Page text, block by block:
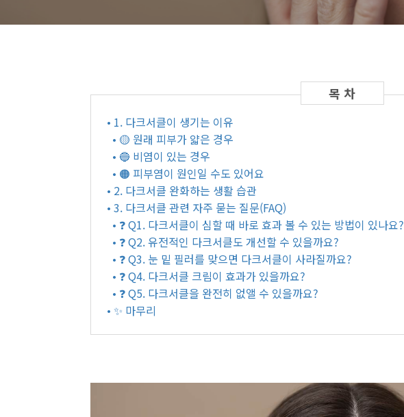
• 1. 다크서클이 생기는 이유
• 🟡 원래 피부가 얇은 경우
• 🔵 비염이 있는 경우
• 🟠 피부염이 원인일 수도 있어요
• 2. 다크서클 완화하는 생활 습관
• 3. 다크서클 관련 자주 묻는 질문(FAQ)
• ❓ Q1. 다크서클이 심할 때 바로 효과 볼 수 있는 방법이 있나요?
• ❓ Q2. 유전적인 다크서클도 개선할 수 있을까요?
• ❓ Q3. 눈 밑 필러를 맞으면 다크서클이 사라질까요?
• ❓ Q4. 다크서클 크림이 효과가 있을까요?
• ❓ Q5. 다크서클을 완전히 없앨 수 있을까요?
• ✨ 마무리